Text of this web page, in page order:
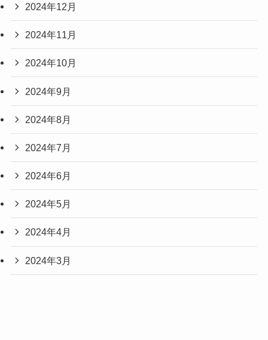
2024年12月
2024年11月
2024年10月
2024年9月
2024年8月
2024年7月
2024年6月
2024年5月
2024年4月
2024年3月